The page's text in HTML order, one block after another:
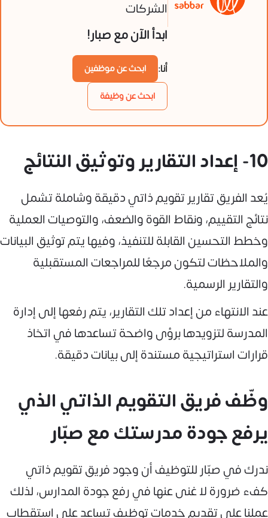
الشركات
ابدأ الآن مع صبار!
أنا:
ابحث عن موظفين
ابحث عن وظيفة
10- إعداد التقارير وتوثيق النتائج
يُعد الفريق تقارير تقويم ذاتي دقيقة وشاملة تشمل
نتائج التقييم، ونقاط القوة والضعف، والتوصيات العملية
وخطط التحسين القابلة للتنفيذ، وفيها يتم توثيق البيانات
والملاحظات لتكون مرجعًا للمراجعات المستقبلية
والتقارير الرسمية.
عند الانتهاء من إعداد تلك التقارير، يتم رفعها إلى إدارة
المدرسة لتزويدها برؤى واضحة تساعدها في اتخاذ
قرارات استراتيجية مستندة إلى بيانات دقيقة.
وظّف فريق التقويم الذاتي الذي
يرفع جودة مدرستك مع صبّار
ندرك في صبّار للتوظيف أن وجود فريق تقويم ذاتي
كفء ضرورة لا غنى عنها في رفع جودة المدارس، لذلك
عملنا على تقديم خدمات توظيف تساعد على استقطاب